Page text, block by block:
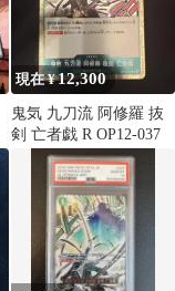
現在 ¥12,300
鬼気 九刀流 阿修羅 抜
剣 亡者戯 R OP12-037